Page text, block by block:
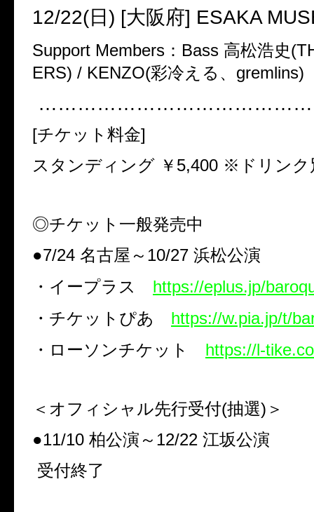
12/22(日 ) [大阪府] ESAKA
Support Members ： Bass 高松浩史
ERS) / KENZO(彩冷える、 gremlins)
[チケット料金]
スタンディング ￥ 5,400 ※ドリンク
◎チケット一般発売中
●7/24 名古屋～ 10/27 浜松公演
・イープラス https://eplus.jp/
・チケットぴあ https://w.pia.jp/t/
・ローソンチケット https://l-
＜オフィシャル先行受付(抽選) ＞
●11/10 柏公演～ 12/22 江坂公演
受付終了